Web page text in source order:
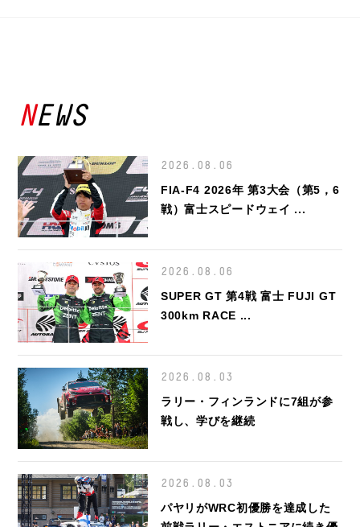
NEWS
2026.08.06
FIA-F4 2026年 第3大会（第5，6
戦）富士スピードウェイ ...
2026.08.06
SUPER GT 第4戦 富士 FUJI GT
300km RACE ...
2026.08.03
ラリー・フィンランドに7組が参
戦し、学びを継続
2026.08.03
パヤリがWRC初優勝を達成した